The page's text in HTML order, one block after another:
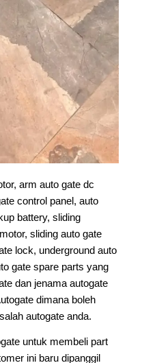
arm auto gate dc
control panel, auto
battery, sliding
sliding auto gate
lock, underground auto
gate spare parts yang
dan jenama autogate
dimana boleh
autogate anda.
untuk membeli part
ini baru dipanggil